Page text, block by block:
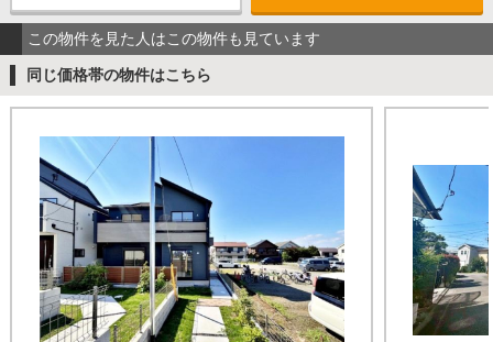
この物件を見た人はこの物件も見ています
同じ価格帯の物件はこちら